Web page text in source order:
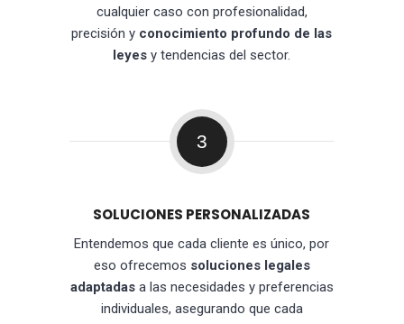
cualquier caso con profesionalidad,
precisión y conocimiento profundo de las
leyes y tendencias del sector.
3
SOLUCIONES PERSONALIZADAS
Entendemos que cada cliente es único, por
eso ofrecemos soluciones legales
adaptadasa las necesidades y preferencias
individuales, asegurando que cada